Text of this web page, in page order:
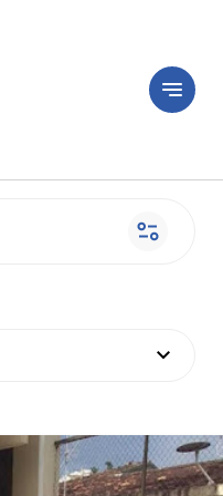
notes
page_info
keyboard_arrow_down